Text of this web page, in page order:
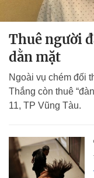
Thuê người
dằn mặt
Ngoài vụ chém đối
Thắng còn thuê
11, TP Vũng Tàu.